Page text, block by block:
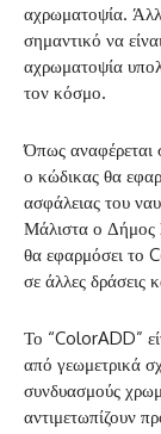
αχρωματοψία.
σημαντικό να
αχρωματοψία
τον κόσμο.
Όπως αναφέρεται
ο κώδικας θα
ασφάλειας του
Μάλιστα ο Δήμος
θα εφαρμόσει το
σε άλλες δράσεις
Το “ColorADD”
από γεωμετρικά
συνδυασμούς
αντιμετωπίζουν